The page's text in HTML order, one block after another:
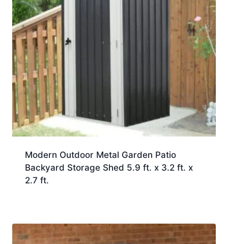
Modern Outdoor Metal Garden Patio
Backyard Storage Shed 5.9 ft. x 3.2 ft. x
2.7 ft.